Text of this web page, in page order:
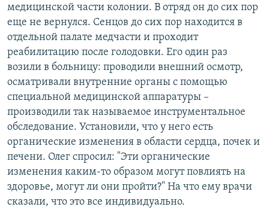
медицинской части колонии. В отряд он до сих пор
еще не вернулся. Сенцов до сих пор находится в
отдельной палате медчасти и проходит
реабилитацию после голодовки. Его один раз
возили в больницу: проводили внешний осмотр,
осматривали внутренние органы с помощью
специальной медицинской аппаратуры –
производили так называемое инструментальное
обследование. Установили, что у него есть
органические изменения в области сердца, почек и
печени. Олег спросил: "Эти органические
изменения каким-то образом могут повлиять на
здоровье, могут ли они пройти?" На что ему врачи
сказали, что это все индивидуально.